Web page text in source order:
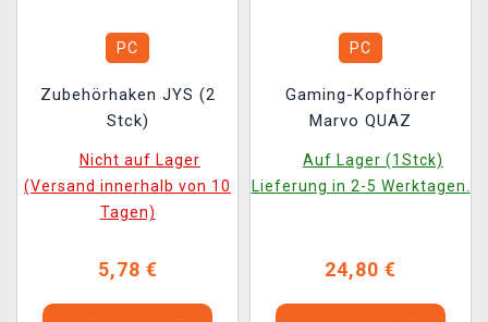
PC
Zubehörhaken JYS (2
Stck)
Nicht auf Lager
(Versand innerhalb von 10
Tagen)
5,78 €
PC
Gaming-Kopfhörer
Marvo QUAZ
Auf Lager (1Stck)
Lieferung in 2-5 Werktagen.
24,80 €